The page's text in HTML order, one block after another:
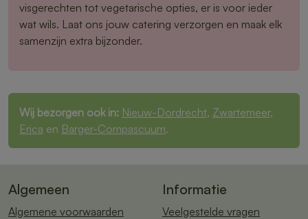
visgerechten tot vegetarische opties, er is voor ieder
wat wils. Laat ons jouw catering verzorgen en maak elk
samenzijn extra bijzonder.
Wij bezorgen ook in: Nieuw-Dordrecht, Zwartemeer,
Erica en Barger-Compascuum.
Algemeen
Algemene voorwaarden
Informatie
Veelgestelde vragen